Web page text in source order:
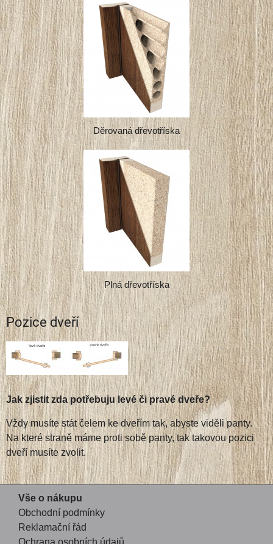
Děrovaná dřevotříska
Plná dřevotříska
Pozice dveří
Jak zjistit zda potřebuju levé či pravé dveře?
Vždy musíte stát čelem ke dveřím tak, abyste viděli panty.
Na které straně máme proti sobě panty, tak takovou pozici
dveří musíte zvolit.
Vše o nákupu
Obchodní podmínky
Reklamační řád
Ochrana osobních údajů